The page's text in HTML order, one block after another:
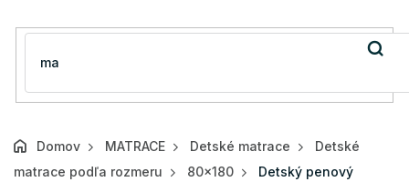
Domov MATRACE Detské matrace
Detské
matrace podľa rozmeru
80x180
Detský penový